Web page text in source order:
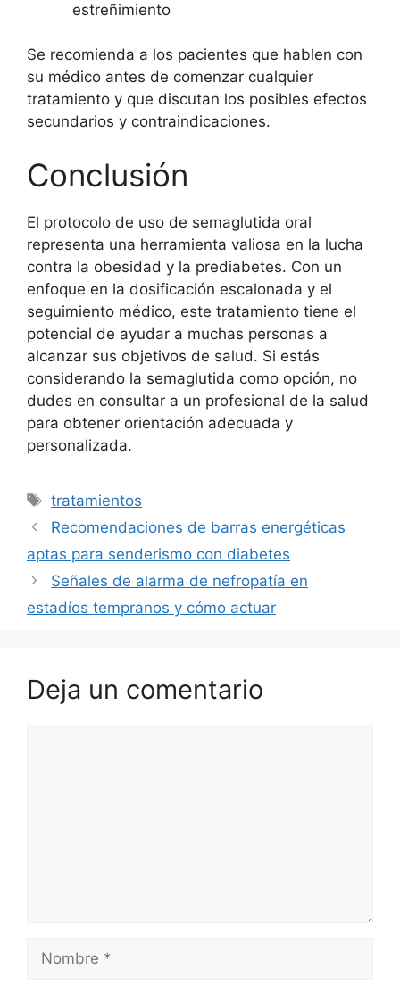
estreñimiento
Se recomienda a los pacientes que hablen con
su médico antes de comenzar cualquier
tratamiento y que discutan los posibles efectos
secundarios y contraindicaciones.
Conclusión
El protocolo de uso de semaglutida oral
representa una herramienta valiosa en la lucha
contra la obesidad y la prediabetes. Con un
enfoque en la dosificación escalonada y el
seguimiento médico, este tratamiento tiene el
potencial de ayudar a muchas personas a
alcanzar sus objetivos de salud. Si estás
considerando la semaglutida como opción, no
dudes en consultar a un profesional de la salud
para obtener orientación adecuada y
personalizada.
Etiquetas
tratamientos
Recomendaciones de barras energéticas
aptas para senderismo con diabetes
Señales de alarma de nefropatía en
estadíos tempranos y cómo actuar
Deja un comentario